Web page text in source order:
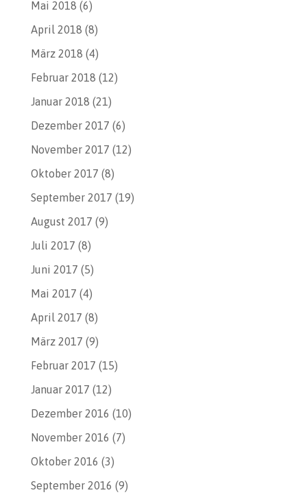
Mai 2018 (6)
April 2018 (8)
März 2018 (4)
Februar 2018 (12)
Januar 2018 (21)
Dezember 2017 (6)
November 2017 (12)
Oktober 2017 (8)
September 2017 (19)
August 2017 (9)
Juli 2017 (8)
Juni 2017 (5)
Mai 2017 (4)
April 2017 (8)
März 2017 (9)
Februar 2017 (15)
Januar 2017 (12)
Dezember 2016 (10)
November 2016 (7)
Oktober 2016 (3)
September 2016 (9)